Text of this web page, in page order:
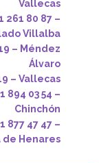
Vallecas
261 80 87 –
Villalba
Álvaro
894 03 54 –
Chinchón
877 47 47 –
de Henares